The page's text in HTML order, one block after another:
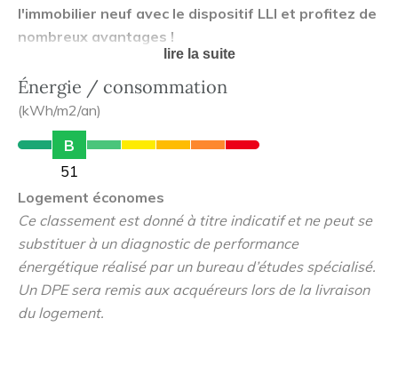
l'immobilier neuf avec le dispositif LLI et profitez de
nombreux avantages !
Venez découvrir votre nouvelle adresse s'inscrivant dans
le principal projet urbain de Strasbourg entre le centre-
ville et le Rhin. Située dans le quartier Starlette, à
proximité immédiate de la station de tramway Starcoop,
notre résidence haut de gamme se distingue par un
concept architectural singulier et l'adoption de matériaux
nobles, briques, bois et aluminium.
Du studio aux 5 pièces, les appartements traversants
pour la plupart profitent de vues d'exception sur le bassin
Vauban, Strasbourg-centre et le futur parc du Petit-Rhin
lire la suite
Énergie / consommation
(kWh/m2/an)
B
51
Logement économes
Ce classement est donné à titre indicatif et ne peut se
substituer à un diagnostic de performance
énergétique réalisé par un bureau d’études spécialisé.
Un DPE sera remis aux acquéreurs lors de la livraison
du logement.